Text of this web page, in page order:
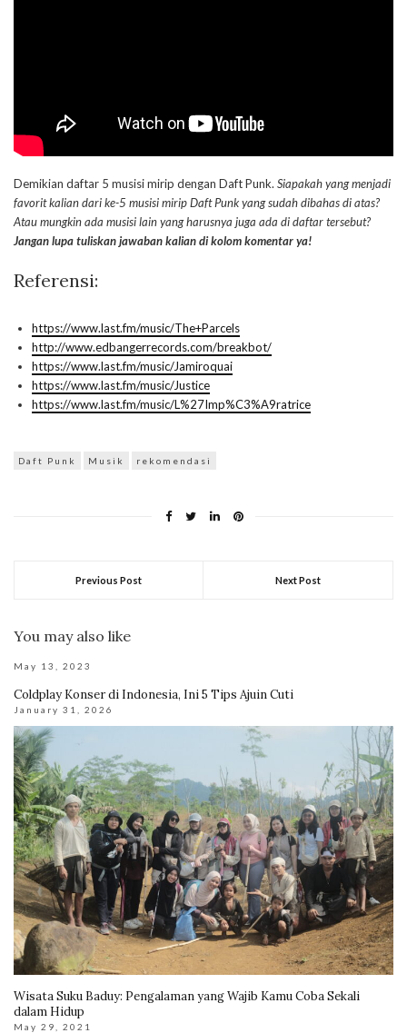
Demikian daftar 5 musisi mirip dengan Daft Punk. Siapakah yang menjadi
favorit kalian dari ke-5 musisi mirip Daft Punk yang sudah dibahas di atas?
Atau mungkin ada musisi lain yang harusnya juga ada di daftar tersebut?
Jangan lupa tuliskan jawaban kalian di kolom komentar ya!
Referensi:
https://www.last.fm/music/The+Parcels
http://www.edbangerrecords.com/breakbot/
https://www.last.fm/music/Jamiroquai
https://www.last.fm/music/Justice
https://www.last.fm/music/L%27Imp%C3%A9ratrice
Daft Punk Musik rekomendasi
Previous Post Next Post
You may also like
May 13, 2023
Coldplay Konser di Indonesia, Ini 5 Tips Ajuin Cuti
January 31, 2026
Wisata Suku Baduy: Pengalaman yang Wajib Kamu Coba Sekali
dalam Hidup
May 29, 2021